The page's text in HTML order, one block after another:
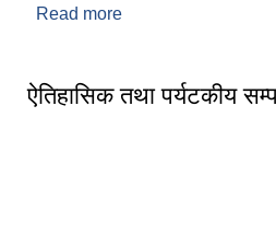
Read more
ऐतिहासिक तथा पर्यटकीय